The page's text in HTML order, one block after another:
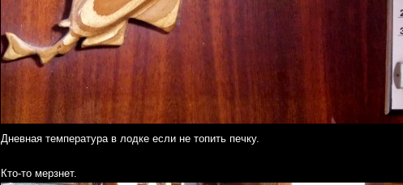
Дневная температура в лодке если не топить печку.
Кто-то мерзнет.